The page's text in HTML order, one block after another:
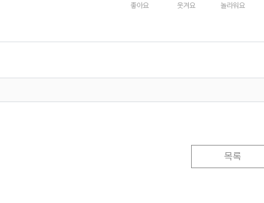
좋아요 웃겨요 놀라워요
목록